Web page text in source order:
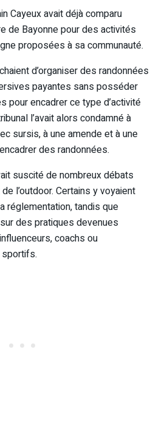
Cayeux avait déjà comparu
de Bayonne pour des activités
proposées à sa communauté.
d’organiser des randonnées
payantes sans posséder
pour encadrer ce type d’activité
l’avait alors condamné à
sursis, à une amende et à une
des randonnées.
suscité de nombreux débats
l’outdoor. Certains y voyaient
réglementation, tandis que
des pratiques devenues
coachs ou